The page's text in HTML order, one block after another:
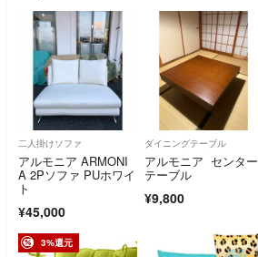
二人掛けソファ
アルモニア ARMONI
A 2Pソファ PUホワイ
ト
¥45,000
ダイニングテーブル
アルモニア センター
テーブル
¥9,800
3%還元